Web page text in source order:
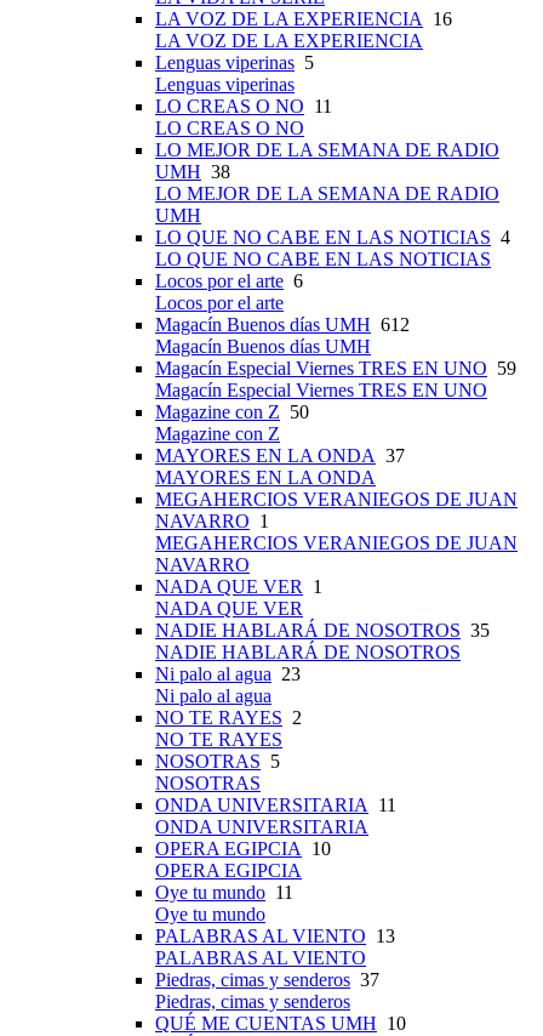
LA VOZ DE LA EXPERIENCIA 16
LA VOZ DE LA EXPERIENCIA
Lenguas viperinas 5
Lenguas viperinas
LO CREAS O NO 11
LO CREAS O NO
LO MEJOR DE LA SEMANA DE RADIO
UMH 38
LO MEJOR DE LA SEMANA DE RADIO
UMH
LO QUE NO CABE EN LAS NOTICIAS 4
LO QUE NO CABE EN LAS NOTICIAS
Locos por el arte 6
Locos por el arte
Magacín Buenos días UMH 612
Magacín Buenos días UMH
Magacín Especial Viernes TRES EN UNO 59
Magacín Especial Viernes TRES EN UNO
Magazine con Z 50
Magazine con Z
MAYORES EN LA ONDA 37
MAYORES EN LA ONDA
MEGAHERCIOS VERANIEGOS DE JUAN
NAVARRO 1
MEGAHERCIOS VERANIEGOS DE JUAN
NAVARRO
NADA QUE VER 1
NADA QUE VER
NADIE HABLARÁ DE NOSOTROS 35
NADIE HABLARÁ DE NOSOTROS
Ni palo al agua 23
Ni palo al agua
NO TE RAYES 2
NO TE RAYES
NOSOTRAS 5
NOSOTRAS
ONDA UNIVERSITARIA 11
ONDA UNIVERSITARIA
OPERA EGIPCIA 10
OPERA EGIPCIA
Oye tu mundo 11
Oye tu mundo
PALABRAS AL VIENTO 13
PALABRAS AL VIENTO
Piedras, cimas y senderos 37
Piedras, cimas y senderos
QUÉ ME CUENTAS UMH 10